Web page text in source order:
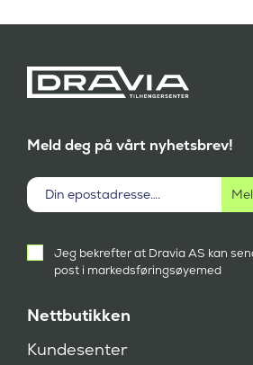
Nettbutikken
Kundesenter
Meld deg på vårt nyhetsbrev!
samtykke
k
e
Jeg bekrefter at Dravia AS kan
post i markedsføringsøyemed